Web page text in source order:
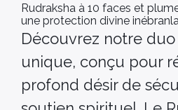
Rudraksha à 10 faces et
une protection divine
Découvrez notre
unique, conçu pour
profond désir de